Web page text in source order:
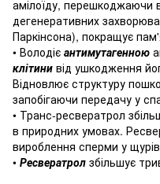
амілоїду, перешкоджаючи
дегенеративних
Паркінсона), покращує
• Володіє антимутагенною
клітини від ушкодження
Відновлює структуру
запобігаючи передачу у
• Транс-ресвератрол
в природних умовах.
вироблення сперми у
• Ресвератрол збільшує